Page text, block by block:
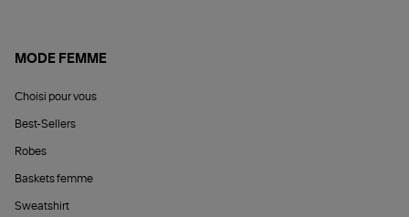
MODE FEMME
Choisi pour vous
Best-Sellers
Robes
Baskets femme
Sweatshirt